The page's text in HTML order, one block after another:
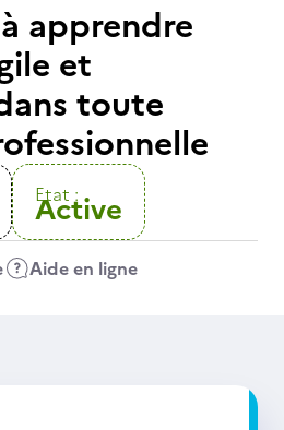
apprendre
et
toute
Etat :
Active
Aide en ligne